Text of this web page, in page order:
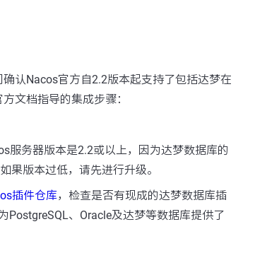
认Nacos官方自2.2版本起支持了包括达梦在
文档指导的集成步骤：
服务器版本是2.2或以上，因为达梦数据库的
果版本过低，请先进行升级。
插件仓库，检查是否有现成的达梦数据库插
PostgreSQL、Oracle及达梦等数据库提供了